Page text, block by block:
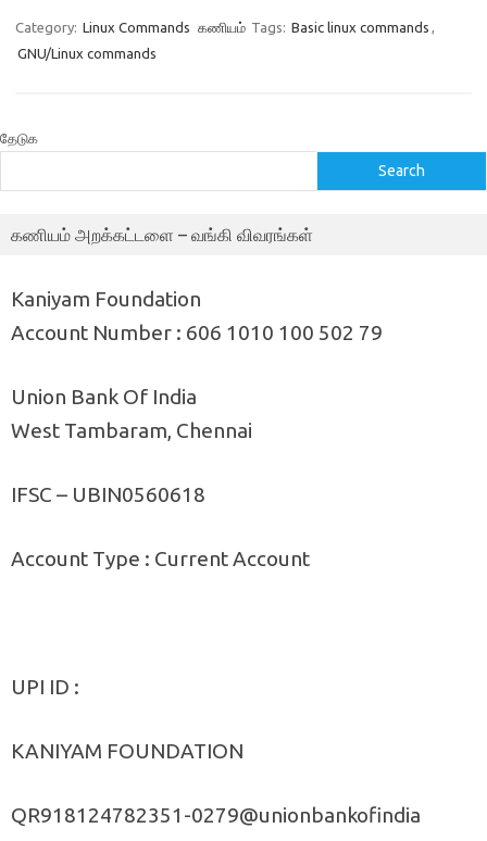
Category: Linux Commands கணியம் Tags: Basic linux commands ,
GNU/Linux commands
தேடுக
Search
கணியம் அறக்கட்டளை – வங்கி விவரங்கள்
Kaniyam Foundation
Account Number : 606 1010 100 502 79
Union Bank Of India
West Tambaram, Chennai
IFSC – UBIN0560618
Account Type : Current Account
UPI ID :
KANIYAM FOUNDATION
QR918124782351-0279@unionbankofindia